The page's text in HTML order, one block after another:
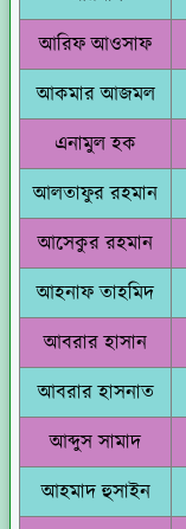
আরিফ আওসাফ
আকমার আজমল
এনামুল হক
আলতাফুর রহমান
আসেকুর রহমান
আহনাফ তাহমিদ
আবরার হাসান
আবরার হাসনাত
আব্দুস সামাদ
আহমাদ হুসাইন